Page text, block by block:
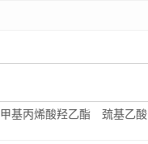
甲基丙烯酸羟乙酯 巯基乙酸